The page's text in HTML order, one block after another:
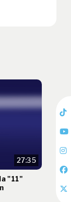
27:35
"11"